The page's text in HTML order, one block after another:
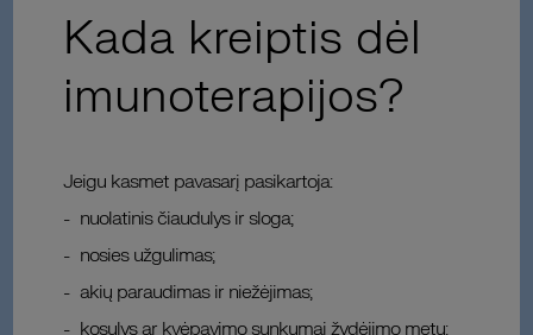
Kada kreiptis dėl
imunoterapijos?
Jeigu kasmet pavasarį pasikartoja:
nuolatinis čiaudulys ir sloga;
nosies užgulimas;
akių paraudimas ir niežėjimas;
kosulys ar kvėpavimo sunkumai žydėjimo metu;